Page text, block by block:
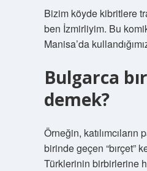
Bizim köyde kibritlere
ben İzmirliyim. Bu
Manisa’da
Bulgarca
demek?
Örneğin, katılımcıların
birinde geçen “bırçet”
Türklerinin birbirlerine